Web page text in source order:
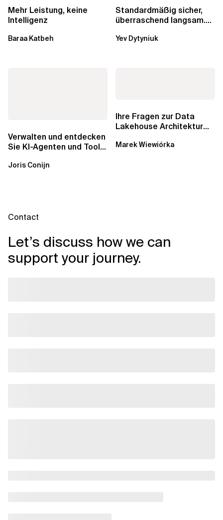
Mehr Leistung, keine
Intelligenz
Baraa Katbeh
Standardmäßig sicher,
überraschend langsam.
über die RDS...
Yev Dytyniuk
Verwalten und entdecken
Sie KI-Agenten und Tools
AgentCore...
Joris Conijn
Ihre Fragen zur Data
Lakehouse Architektur
Marek Wiewiórka
Contact
Let’s discuss how we can
support your journey.